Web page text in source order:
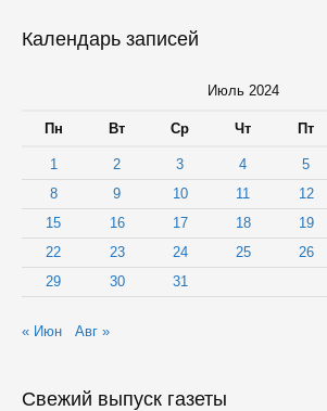
Календарь записей
Июль 2024
Пн Вт Ср Чт Пт
1 2 3 4 5
8
9 10 11 12
15
16 17 18 19
22
23 24 25 26
29
30 31
« Июн Авг »
Свежий выпуск газеты